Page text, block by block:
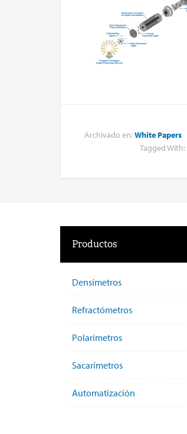
Archivado en: White Papers
Tagged With:
Productos
Densímetros
Refractómetros
Polarímetros
Sacarímetros
Automatización